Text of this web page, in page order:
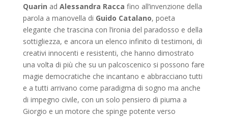
Quarin ad Alessandra Racca fino all’invenzione della
parola a manovella di Guido Catalano, poeta
elegante che trascina con l’ironia del paradosso e della
sottigliezza, e ancora un elenco infinito di testimoni, di
creativi innocenti e resistenti, che hanno dimostrato
una volta di più che su un palcoscenico si possono fare
magie democratiche che incantano e abbracciano tutti
e a tutti arrivano come paradigma di sogno ma anche
di impegno civile, con un solo pensiero di piuma a
Giorgio e un motore che spinge potente verso